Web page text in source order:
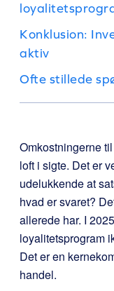
Konklusion:
aktiv
Ofte stillede
Omkostningerne
loft i sigte. Det er
udelukkende at
hvad er svaret?
allerede har. I
loyalitetsprogram
Det er en
handel.